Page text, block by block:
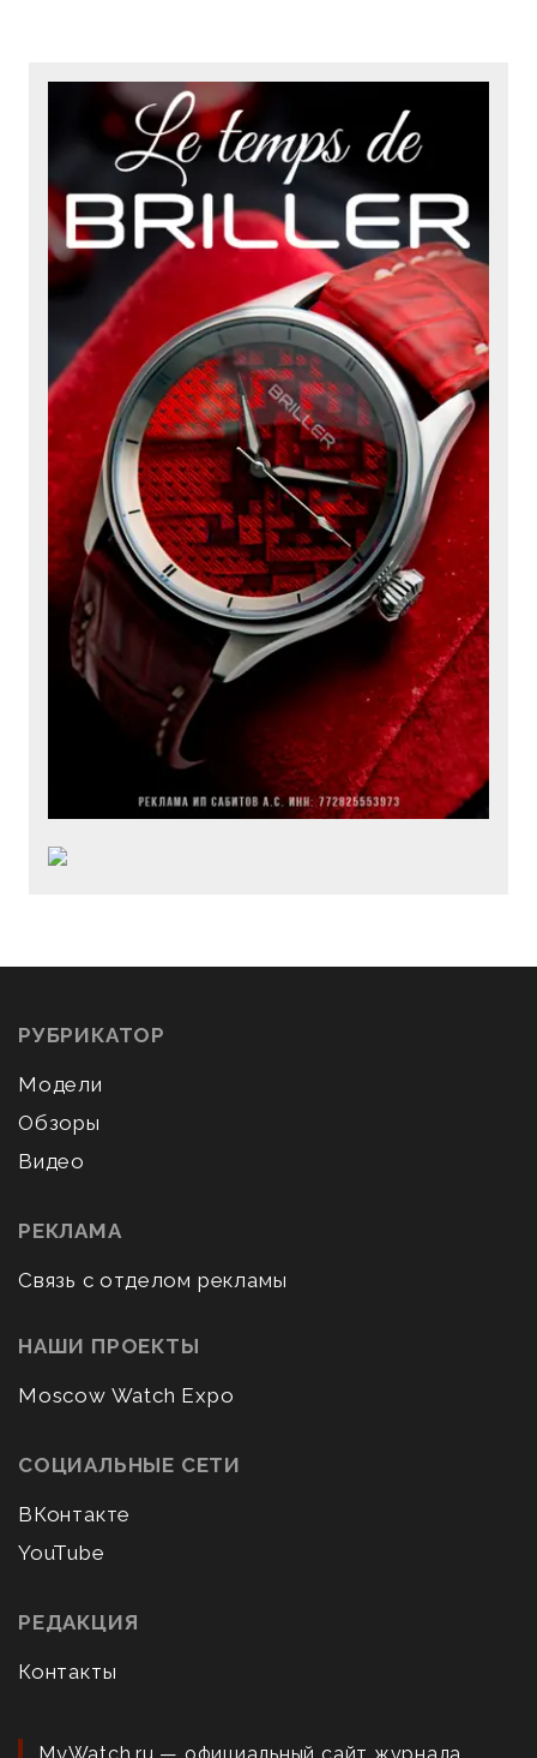
РУБРИКАТОР
Модели
Обзоры
Видео
РЕКЛАМА
Связь с отделом рекламы
НАШИ ПРОЕКТЫ
Moscow Watch Expo
СОЦИАЛЬНЫЕ СЕТИ
ВКонтакте
YouTube
РЕДАКЦИЯ
Контакты
MyWatch.ru — официальный сайт журнала